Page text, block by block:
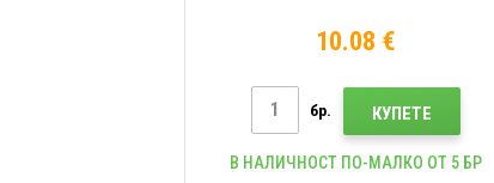
10.08 €
бр. КУПЕТЕ
В НАЛИЧНОСТ ПО-МАЛКО ОТ 5 БР